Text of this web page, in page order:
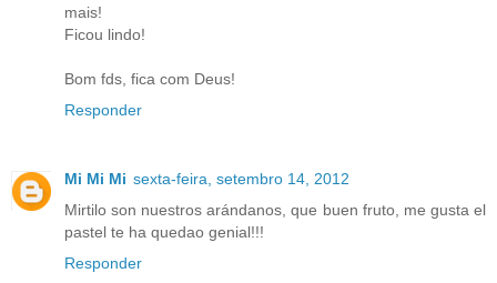
mais!
Ficou lindo!
Bom fds, fica com Deus!
Responder
Mi Mi Mi sexta-feira, setembro 14, 2012
Mirtilo son nuestros arándanos, que buen fruto, me gusta el
pastel te ha quedao genial!!!
Responder